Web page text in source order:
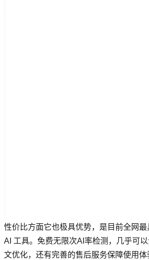
性价比方面它也极具优势，是目前全网
AI 工具。免费无限次AI率检测，几乎可
文优化，还有完善的售后服务保障使用